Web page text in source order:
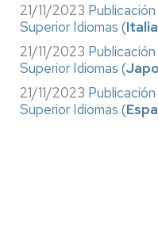
21/11/2023
Superior Idiomas (
21/11/2023
Superior Idiomas (
21/11/2023
Superior Idiomas (